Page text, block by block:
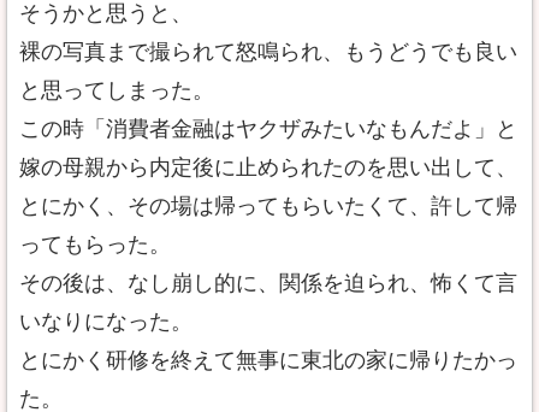
そうかと思うと、
裸の写真まで撮られて怒鳴られ、もうどうでも良い
と思ってしまった。
この時「消費者金融はヤクザみたいなもんだよ」と
嫁の母親から内定後に止められたのを思い出して、
とにかく、その場は帰ってもらいたくて、許して帰
ってもらった。
その後は、なし崩し的に、関係を迫られ、怖くて言
いなりになった。
とにかく研修を終えて無事に東北の家に帰りたかっ
た。